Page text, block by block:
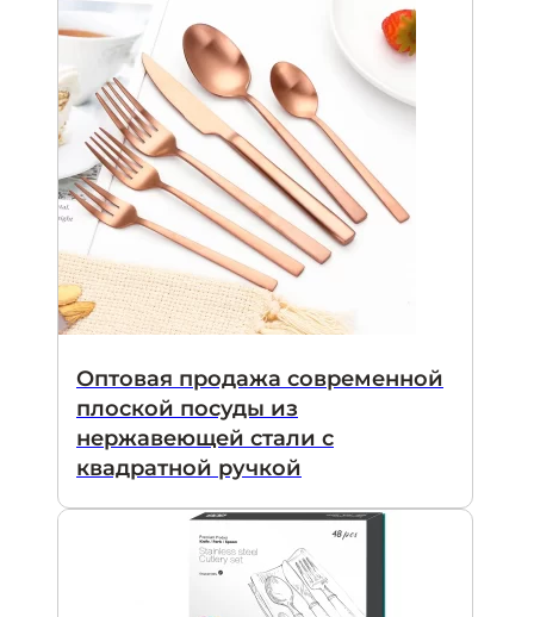
Оптовая продажа современной
плоской посуды из
нержавеющей стали с
квадратной ручкой